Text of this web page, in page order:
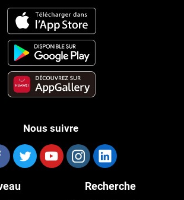
Nous suivre
Recherche